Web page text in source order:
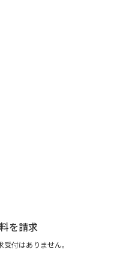
2生用）
を請求
付はありません。